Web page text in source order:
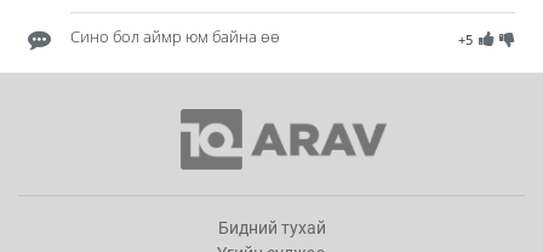
+5
Сино бол аймр юм байна өө
Бидний тухай